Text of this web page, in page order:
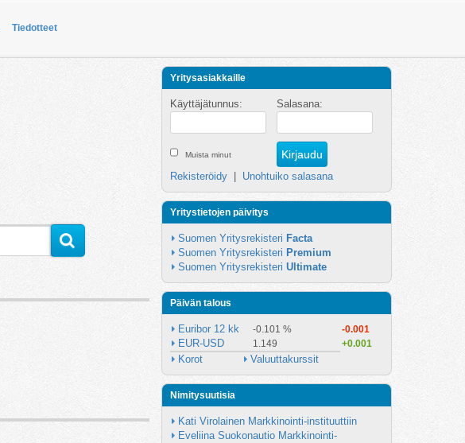
Tiedotteet
Yritysasiakkaille
Käyttäjätunnus: Salasana:
Muista minut
Rekisteröidy Unohtuiko salasana
Yritystietojen päivitys
Suomen Yritysrekisteri Facta
Suomen Yritysrekisteri Premium
Suomen Yritysrekisteri Ultimate
Päivän talous
Euribor 12 kk -0.101 % -0.001
EUR-USD 1.149 +0.001
Korot Valuuttakurssit
Nimitysuutisia
Kati Virolainen Markkinointi-instituuttiin
Eveliina Suokonautio Markkinointi-